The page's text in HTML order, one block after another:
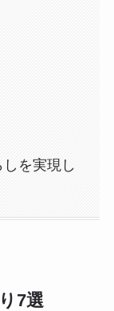
を実現し
7選